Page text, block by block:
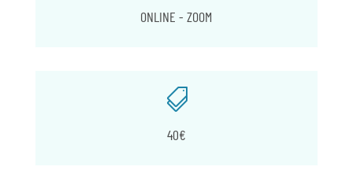
ONLINE - ZOOM

40€